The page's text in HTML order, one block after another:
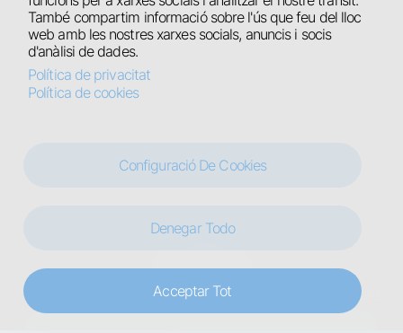
També compartim informació sobre l'ús que feu del lloc
web amb les nostres xarxes socials, anuncis i socis
d'anàlisi de dades.
Política de privacitat
Política de cookies
Configuració De Cookies
Denegar Todo
Acceptar Tot
Hospital Universitari de Santa Maria
Hospital Comarcal del Pallars
Hospital Jaume Nadal Meroles
© ICSGSSLleidaPirineu 2025. Designed by Use It Software
LegalAvís legal
Política de cookies